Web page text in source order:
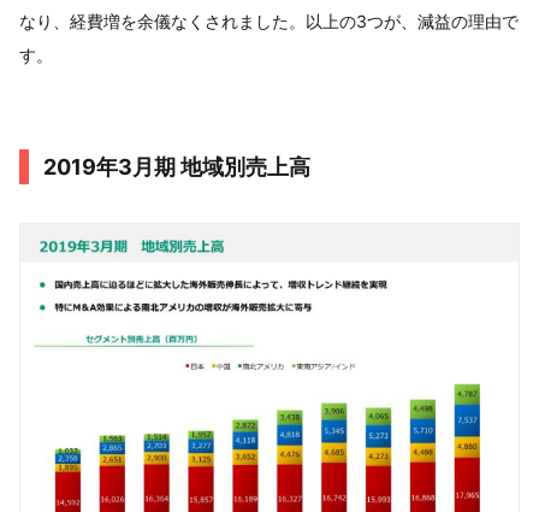
なり、経費増を余儀なくされました。以上の3つが、減益の理由で
す。
2019年3月期 地域別売上高